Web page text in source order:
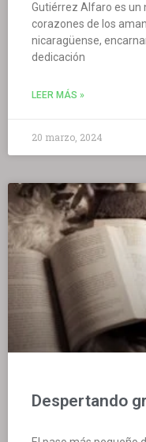
Gutiérrez Alfaro es un
corazones de los
nicaragüense,
dedicación
LEER MÁS »
20 marzo, 2024
Despertando